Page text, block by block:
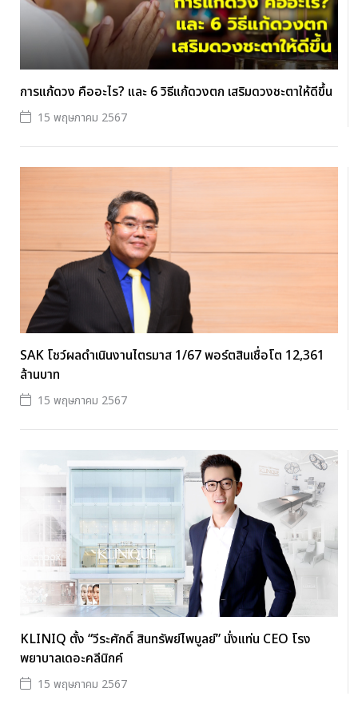
การแก้ดวง คืออะไร? และ 6 วิธีแก้ดวงตก เสริมดวงชะตาให้ดีขึ้น
15 พฤษภาคม 2567
SAK โชว์ผลดำเนินงานไตรมาส 1/67 พอร์ตสินเชื่อโต 12,361
ล้านบาท
15 พฤษภาคม 2567
KLINIQ ตั้ง “วีระศักดิ์ สินทรัพย์ไพบูลย์” นั่งแท่น CEO โรง
พยาบาลเดอะคลีนิกค์
15 พฤษภาคม 2567